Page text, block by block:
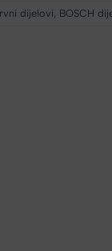
dijelovi, BOSCH